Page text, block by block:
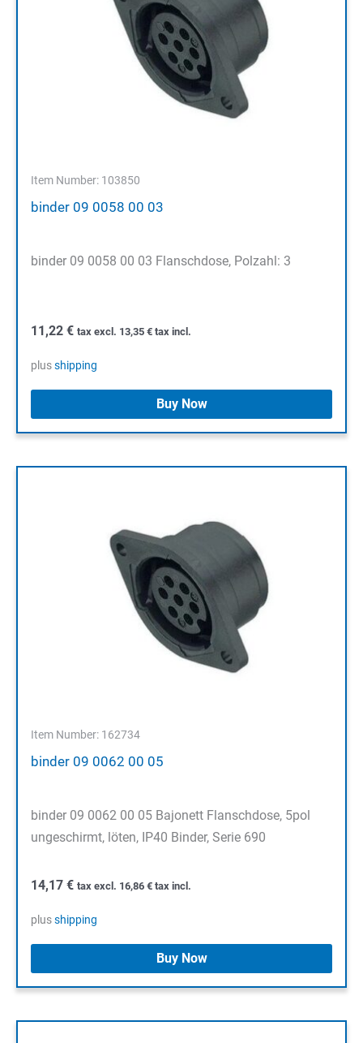
Item Number: 103850
binder 09 0058 00 03
binder 09 0058 00 03 Flanschdose, Polzahl: 3
11,22 € tax excl. 13,35 € tax incl.
plusshipping
Buy Now
Item Number: 162734
binder 09 0062 00 05
binder 09 0062 00 05 Bajonett Flanschdose, 5pol
ungeschirmt, löten, IP40 Binder, Serie 690
14,17 € tax excl. 16,86 € tax incl.
plusshipping
Buy Now